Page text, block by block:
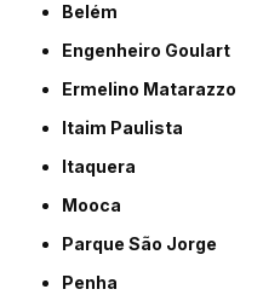
Belém
Engenheiro Goulart
Ermelino Matarazzo
Itaim Paulista
Itaquera
Mooca
Parque São Jorge
Penha